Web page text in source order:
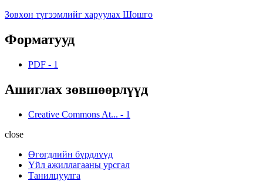
Зөвхөн түгээмлийг харуулах Шошго
Форматууд
PDF - 1
Ашиглах зөвшөөрлүүд
Creative Commons At... - 1
close
Өгөгдлийн бүрдлүүд
Үйл ажиллагааны урсгал
Танилцуулга